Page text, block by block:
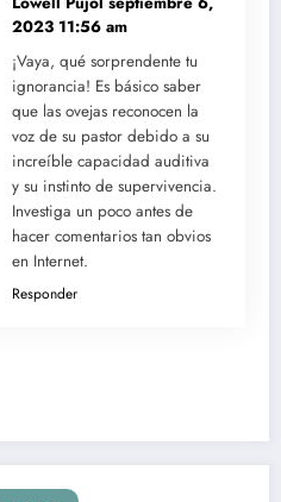
2023 11:56 am
¡Vaya, qué sorprendente tu
ignorancia! Es básico saber
que las ovejas reconocen la
voz de su pastor debido a su
increíble capacidad auditiva
y su instinto de supervivencia.
Investiga un poco antes de
hacer comentarios tan obvios
en Internet.
Responder